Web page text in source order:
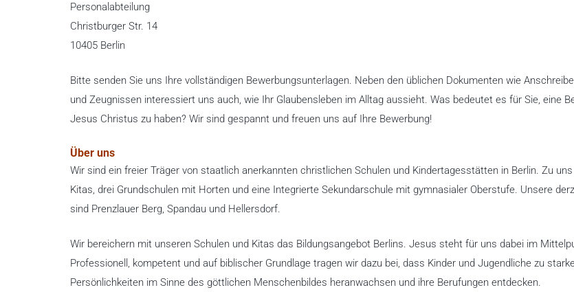
Personalabteilung
Christburger Str. 14
10405 Berlin
Bitte senden Sie uns Ihre vollständigen Bewerbungsunterlagen. Neben den üblichen Dokumenten wie
und Zeugnissen interessiert uns auch, wie Ihr Glaubensleben im Alltag aussieht. Was bedeutet es für Sie, eine
Jesus Christus zu haben? Wir sind gespannt und freuen uns auf Ihre Bewerbung!
Über uns
Wir sind ein freier Träger von staatlich anerkannten christlichen Schulen und Kindertagesstätten in Berlin. Zu
Kitas, drei Grundschulen mit Horten und eine Integrierte Sekundarschule mit gymnasialer Oberstufe. Unsere
sind Prenzlauer Berg, Spandau und Hellersdorf.
Wir bereichern mit unseren Schulen und Kitas das Bildungsangebot Berlins. Jesus steht für uns dabei im
Professionell, kompetent und auf biblischer Grundlage tragen wir dazu bei, dass Kinder und Jugendliche zu
Persönlichkeiten im Sinne des göttlichen Menschenbildes heranwachsen und ihre Berufungen entdecken.